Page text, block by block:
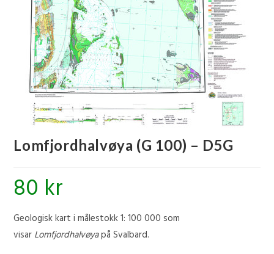
Lomfjordhalvøya (G 100) – D5G
80 kr
Geologisk kart i målestokk 1: 100 000 som
visar Lomfjordhalvøyapå Svalbard.